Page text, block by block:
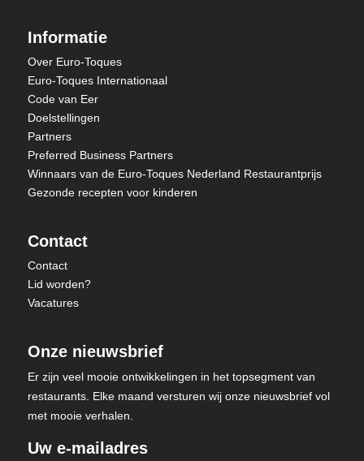
Informatie
Over Euro-Toques
Euro-Toques Internationaal
Code van Eer
Doelstellingen
Partners
Preferred Business Partners
Winnaars van de Euro-Toques Nederland Restaurantprijs
Gezonde recepten voor kinderen
Contact
Contact
Lid worden?
Vacatures
Onze nieuwsbrief
Er zijn veel mooie ontwikkelingen in het topsegment van
restaurants. Elke maand versturen wij onze nieuwsbrief vol
met mooie verhalen.
Uw e-mailadres